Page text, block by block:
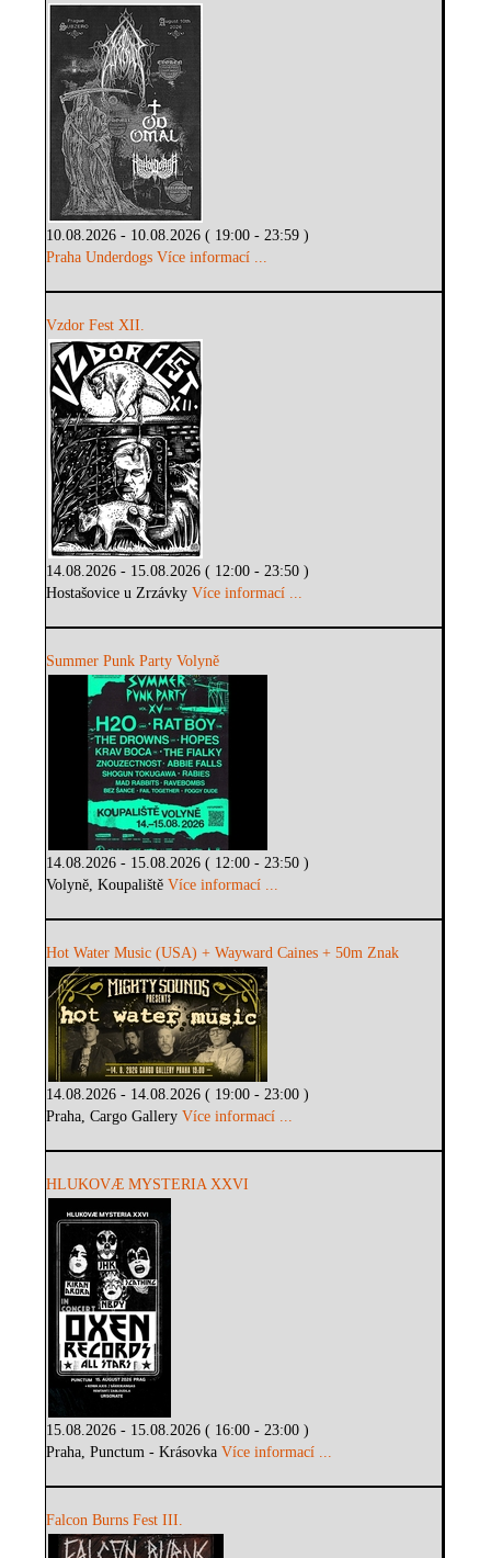
10.08.2026 - 10.08.2026 ( 19:00 - 23:59 )
Praha Underdogs Více informací ...
Vzdor Fest XII.
14.08.2026 - 15.08.2026 ( 12:00 - 23:50 )
Hostašovice u ZrzávkyVíce informací ...
Summer Punk Party Volyně
14.08.2026 - 15.08.2026 ( 12:00 - 23:50 )
Volyně, KoupalištěVíce informací ...
Hot Water Music (USA) + Wayward Caines + 50m Znak
14.08.2026 - 14.08.2026 ( 19:00 - 23:00 )
Praha, Cargo GalleryVíce informací ...
HLUKOVÆ MYSTERIA XXVI
15.08.2026 - 15.08.2026 ( 16:00 - 23:00 )
Praha, Punctum - KrásovkaVíce informací ...
Falcon Burns Fest III.